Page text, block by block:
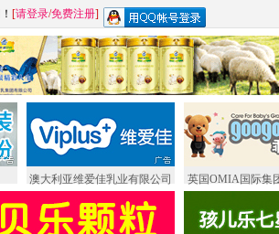
！ [请登录/免费注册]
澳大利亚维爱佳乳业有限公司 英国OMIA国际集